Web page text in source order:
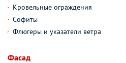
Кровельные ограждения
Софиты
Флюгеры и указатели ветра
Фасад